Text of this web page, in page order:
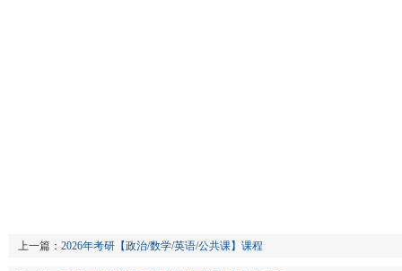
上一篇： 2026年考研【政治/数学/英语/公共课】课程